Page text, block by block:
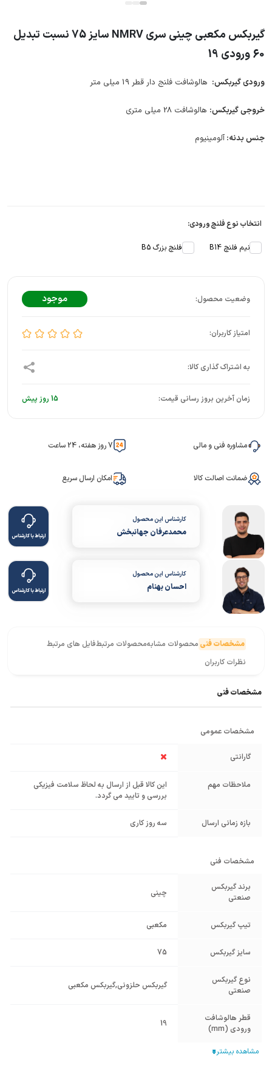
گیربکس مکعبی چینی سری NMRV سایز 75 نسبت تبدیل
60 ورودی 19
ورودی گیربکس: هالوشافت فلنج دار قطر 19 میلی متر
خروجی گیربکس: هالوشافت 28 میلی متری
جنس بدنه: آلومینیوم
انتخاب نوع فلنچ ورودی:
نیم فلنچ B14 فلنچ بزرگ B5
موجود
زمان آخرین بروز رسانی قیمت: 15 روز پیش
مشاوره فنی و مالی 7 روز هفته، 24 ساعت
ضمانت اصالت کالا امکان ارسال سریع
کارشناس این محصول
محمدعرفان جهانبخش ارتباط با کارشناس
کارشناس این محصول
احسان بهنام ارتباط با کارشناس
مشخصات فنی محصولات مشابهمحصولات مرتبطفایل های مرتبط
نظرات کاربران
مشخصات فنی
مشخصات عمومی
گارانتی
ملاحظات مهم
این کالا قبل از ارسال به لحاظ سلامت فیزیکی
بررسی و تایید می گردد.
بازه زمانی ارسال سه روز کاری
مشخصات فنی
برند گیربکس
صنعتی
چینی
تیپ گیربکس مکعبی
سایز گیربکس 75
نوع گیربکس
صنعتی
گیربکس حلزونی,گیربکس مکعبی
قطر هالوشافت
ورودی (mm)
19
فریم الکتروموتور